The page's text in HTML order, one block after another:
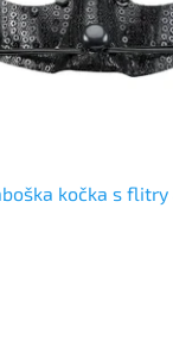
kočka s flitry